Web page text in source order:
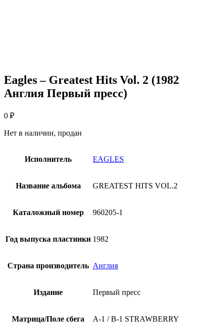
Eagles – Greatest Hits Vol. 2 (1982
Англия Первый пресс)
0 ₽
Нет в наличии, продан
Исполнитель EAGLES
Название альбома GREATEST HITS VOL.2
Каталожный номер 960205-1
Год выпуска пластинки 1982
Страна производитель Англия
Издание Первый пресс
Матрица/Поле сбега A-1 / B-1 STRAWBERRY